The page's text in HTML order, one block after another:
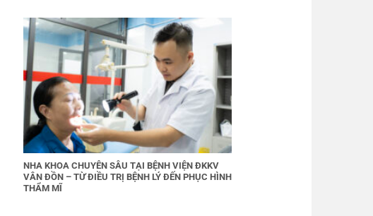
NHA KHOA CHUYÊN SÂU TẠI BỆNH VIỆN ĐKKV
VÂN ĐỒN – TỪ ĐIỀU TRỊ BỆNH LÝ ĐẾN PHỤC HÌNH
THẨM MĨ